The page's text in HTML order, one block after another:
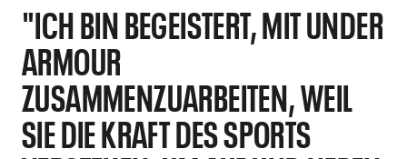
"ICH BIN BEGEISTERT, MIT UNDER
ARMOUR
ZUSAMMENZUARBEITEN, WEIL
SIE DIE KRAFT DES SPORTS